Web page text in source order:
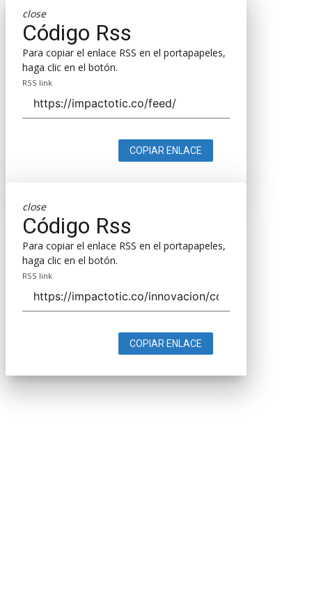
close
Código Rss
Para copiar el enlace RSS en el portapapeles,
haga clic en el botón.
RSS link
COPIAR ENLACE
close
Código Rss
Para copiar el enlace RSS en el portapapeles,
haga clic en el botón.
RSS link
COPIAR ENLACE